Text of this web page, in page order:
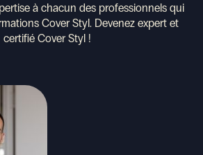
à chacun des professionnels qui
Cover Styl. Devenez expert et
certifié Cover Styl !